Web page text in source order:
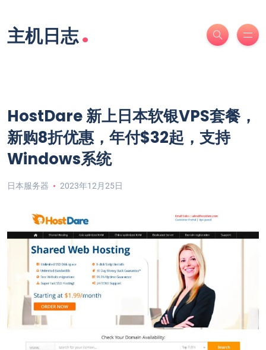
主机日志.
HostDare 新上日本软银VPS套餐，
新购8折优惠，年付$32起，支持
Windows系统
日本服务器 2023年12月25日